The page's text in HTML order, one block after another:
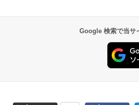
Google 検索で当サ